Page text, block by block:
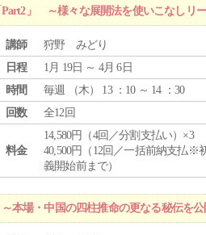
」 ～様々な展開法を使いこなしリ
講師
狩野 みどり
日程
1月 19日 ～ 4月 6日
時間
毎週 （木） 13 ：10 ～ 14 ：30
回数
全12回
料金
14,580円（4回／分割支払い）×3
40,500円（12回／一括前納支払※
義開始前まで）
本場・中国の四柱推命の更なる秘伝を